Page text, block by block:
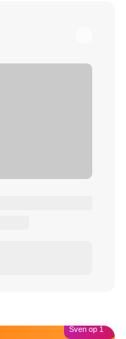
Sven op 1